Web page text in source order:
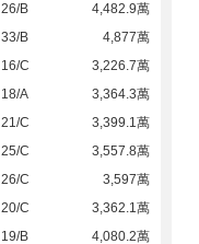
26/B
4,482.9萬
33/B
4,877萬
16/C
3,226.7萬
18/A
3,364.3萬
21/C
3,399.1萬
25/C
3,557.8萬
26/C
3,597萬
20/C
3,362.1萬
19/B 4,080.2萬